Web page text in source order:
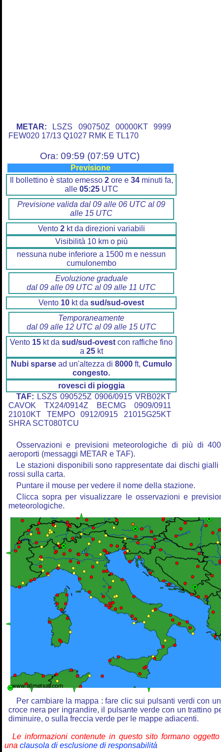
METAR: LSZS 090750Z 00000KT 9999
FEW020 17/13 Q1027 RMK E TL170
Ora: 09:59 (07:59 UTC)
Previsione
Il bollettino è stato emesso 2ore e 34minuti fa,
alle 05:25UTC
Previsione valida dal 09 alle 06 UTC al 09
alle 15 UTC
Vento 2kt da direzioni variabili
Visibilità 10 km o più
nessuna nube inferiore a 1500 m e nessun
cumulonembo
Evoluzione graduale
dal 09 alle 09 UTC al 09 alle 11 UTC
Vento 10 kt da sud/sud-ovest
Temporaneamente
dal 09 alle 12 UTC al 09 alle 15 UTC
Vento 15 kt da sud/sud-ovest con raffiche fino
a 25kt
Nubi sparsead un'altezza di 8000ft, Cumulo
congesto.
rovesci di pioggia
TAF: LSZS 090525Z 0906/0915 VRB02KT
CAVOK TX24/0914Z BECMG 0909/0911
21010KT TEMPO 0912/0915 21015G25KT
SHRA SCT080TCU
Osservazioni e previsioni meteorologiche di più di
aeroporti (messaggi METAR e TAF).
Le stazioni disponibili sono rappresentate dai dischi gialli
rossi sulla carta.
Puntare il mouse per vedere il nome della stazione.
Clicca sopra per visualizzare le osservazioni e
meteorologiche.
Per cambiare la mappa : fare clic sui pulsanti verdi con
croce nera per ingrandire, il pulsante verde con un trattino
diminuire, o sulla freccia verde per le mappe adiacenti.
Le informazioni contenute in questo sito formano
una clausola di esclusione di responsabilità